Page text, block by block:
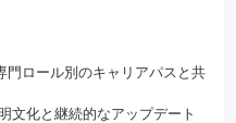
ロール別のキャリアパスと共
文化と継続的なアップデート